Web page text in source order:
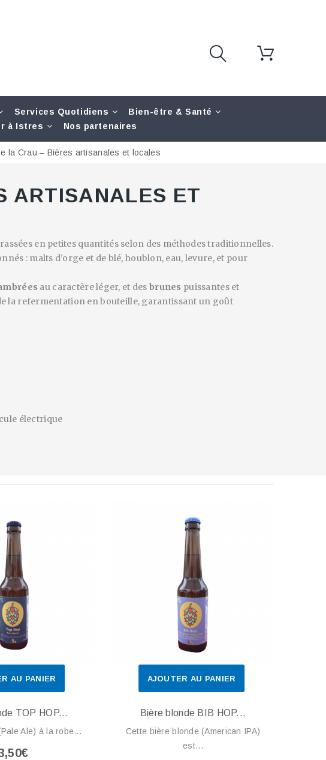
Services Quotidiens
Bien-être & Santé
à Istres Nos partenaires
la Crau – Bières artisanales et locales
ARTISANALES ET
en petites quantités selon des méthodes traditionnelles.
: malts d’orge et de blé, houblon, eau, levure, et pour
au caractère léger, et desbrunes puissantes et
la refermentation en bouteille, garantissant un goût
électrique
AU PANIER
TOP HOP...
Ale) à la robe...
AJOUTER AU PANIER
Bière blonde BIB HOP...
Cette bière blonde (American IPA)
est...